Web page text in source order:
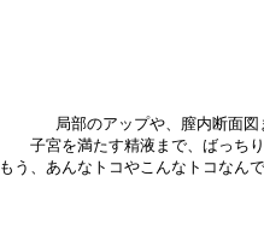
局部のアップや、膣内断面
子宮を満たす精液まで、ばっち
もう、あんなトコやこんなトコなん